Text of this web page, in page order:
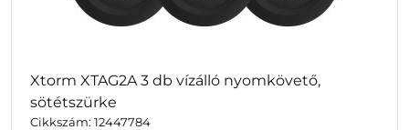
Xtorm XTAG2A 3 db vízálló nyomkövető,
sötétszürke
Cikkszám: 12447784